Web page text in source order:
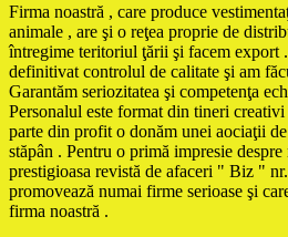
Firma noastră , care produce
animale , are şi o reţea proprie de
întregime teritoriul ţării şi facem export
definitivat controlul de calitate şi am
Garantăm seriozitatea şi competenţa
Personalul este format din tineri
parte din profit o donăm unei aociaţii
stăpân . Pentru o primă impresie
prestigioasa revistă de afaceri " Biz "
promovează numai firme serioase şi
firma noastră .